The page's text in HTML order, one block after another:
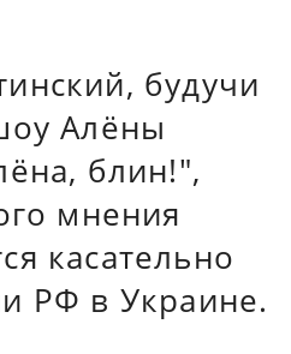
будучи
Алёны
блин!",
мнения
касательно
РФ в Украине.